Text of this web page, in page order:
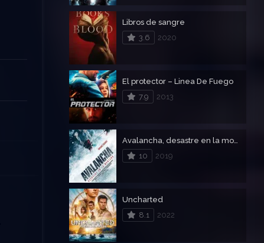
Libros de sangre
3.6
2020
El protector – Linea De Fuego
7.9
2013
10
2019
Uncharted
8.1
2022